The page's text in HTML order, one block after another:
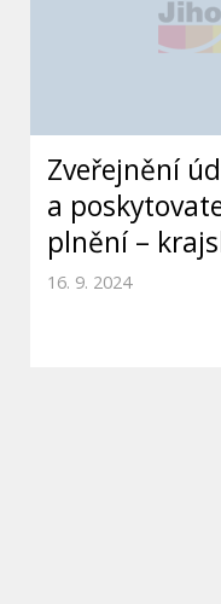
Zveřejnění
a
plnění –
16. 9. 2024